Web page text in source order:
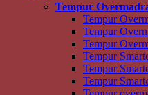
Tempur
Tempur
Tempur
Tempur
Tempur
Tempur
Tempur